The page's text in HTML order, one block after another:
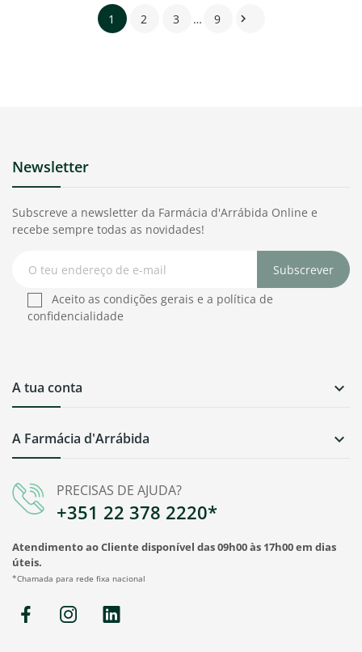
1 2 3 … 9 
PRECISAS DE AJUDA?
+351 22 378 2220*
Atendimento ao Cliente disponível das 09h00 às 17h00 em dias
úteis.
*Chamada para rede fixa nacional
A Farmácia d'Arrábida 
A tua conta 
Newsletter
Subscreve a newsletter da Farmácia d'Arrábida Online e
recebe sempre todas as novidades!
Subscrever
Aceito as condições gerais e a política de
confidencialidade